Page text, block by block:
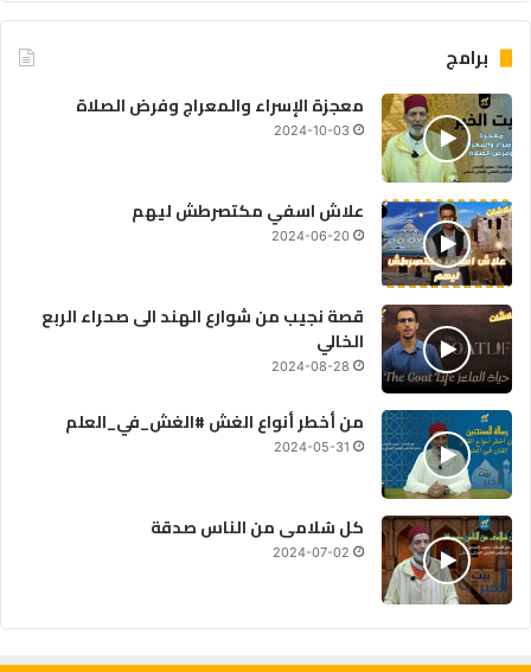
برامج
معجزة الإسراء والمعراج وفرض الصلاة
2024-10-03
علاش اسفي مكتصرطش ليهم
2024-06-20
قصة نجيب من شوارع الهند الى صحراء الربع
الخالي
2024-08-28
من أخطر أنواع الغش #الغش_في_العلم
2024-05-31
كل سُلامى من الناس صدقة
2024-07-02